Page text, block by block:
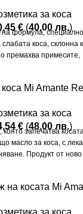
за коса
€ (40,00 лв.)
формула,
коса, склонна
премахва примесите,
Mi Amante
за коса
€ (48,00 лв.)
която запечатва
масло за коса, с
Продукт от ново
на косата Mi